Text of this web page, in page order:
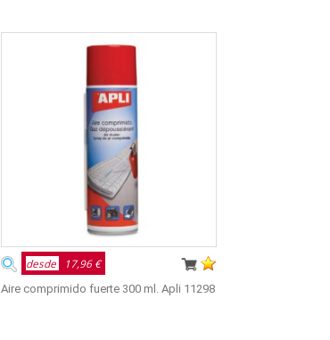
desde 17,96 €
Aire comprimido fuerte 300 ml. Apli 11298